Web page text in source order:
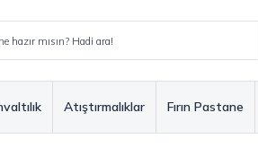
Atıştırmalıklar Fırın Pastane